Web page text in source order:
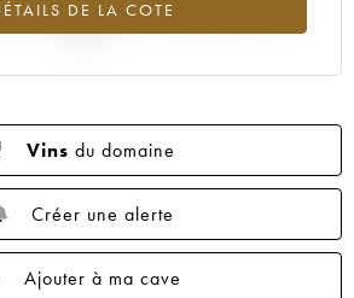
DE LA COTE
du millésime 2001 en 2026 par rapport à
Vins du domaine
Créer une alerte
Ajouter à ma cave